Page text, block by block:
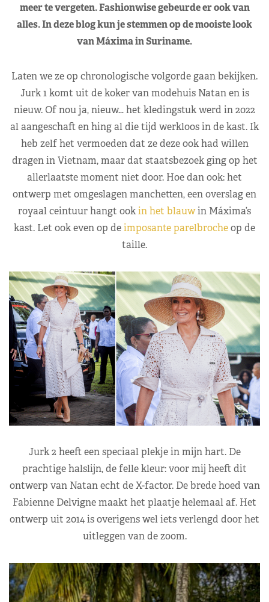
meer te vergeten. Fashionwise gebeurde er ook van
alles. In deze blog kun je stemmen op de mooiste look
van Máxima in Suriname.
Laten we ze op chronologische volgorde gaan bekijken.
Jurk 1 komt uit de koker van modehuis Natan en is
nieuw. Of nou ja, nieuw… het kledingstuk werd in 2022
al aangeschaft en hing al die tijd werkloos in de kast. Ik
heb zelf het vermoeden dat ze deze ook had willen
dragen in Vietnam, maar dat staatsbezoek ging op het
allerlaatste moment niet door. Hoe dan ook: het
ontwerp met omgeslagen manchetten, een overslag en
royaal ceintuur hangt ookin het blauwin Máxima’s
kast. Let ook even op deimposante parelbrocheop de
taille.
Jurk 2 heeft een speciaal plekje in mijn hart. De
prachtige halslijn, de felle kleur: voor mij heeft dit
ontwerp van Natan echt de X-factor. De brede hoed van
Fabienne Delvigne maakt het plaatje helemaal af. Het
ontwerp uit 2014 is overigens wel iets verlengd door het
uitleggen van de zoom.